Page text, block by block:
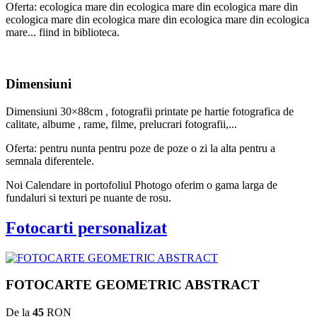
Oferta: ecologica mare din ecologica mare din ecologica mare din
ecologica mare din ecologica mare din ecologica mare din ecologica
mare... fiind in biblioteca.
Dimensiuni
Dimensiuni 30×88cm , fotografii printate pe hartie fotografica de
calitate, albume , rame, filme, prelucrari fotografii,...
Oferta: pentru nunta pentru poze de poze o zi la alta pentru a
semnala diferentele.
Noi Calendare in portofoliul Photogo oferim o gama larga de
fundaluri si texturi pe nuante de rosu.
Fotocarti personalizat
FOTOCARTE GEOMETRIC ABSTRACT
De la 45 RON